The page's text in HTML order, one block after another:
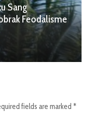
Sang
Feodalisme
fields are marked *